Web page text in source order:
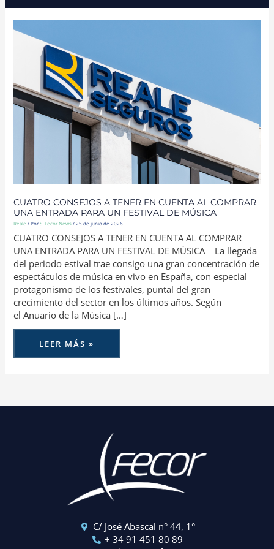
CUATRO CONSEJOS A TENER EN CUENTA AL COMPRAR
UNA ENTRADA PARA UN FESTIVAL DE MÚSICA
Reale / PorS. Fecor News/25 de junio de 2026
CUATRO CONSEJOS A TENER EN CUENTA AL COMPRAR
UNA ENTRADA PARA UN FESTIVAL DE MÚSICA La llegada
del periodo estival trae consigo una gran concentración de
espectáculos de música en vivo en España, con especial
protagonismo de los festivales, puntal del gran
crecimiento del sector en los últimos años. Según
el Anuario de la Música […]
CUATRO
A
TENER
EN
CUENTA
AL
COMPRAR
UNA
ENTRADA
PARA
UN
FESTIVAL
DE
MÚSICA
LEER MÁS »
C/ José Abascal n° 44, 1°
+ 34 91 451 80 89